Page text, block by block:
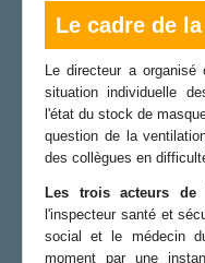
Le cadre de
Le directeur a
situation individuelle
l'état du stock de
question de la
des collègues en
Les trois acteurs de
l'inspecteur santé et
social et le médecin
moment par une